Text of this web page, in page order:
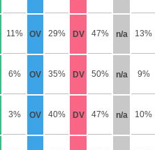
11% OV 29% DV 47% n/a 13%
6% OV 35% DV 50% n/a 9%
3% OV 40% DV 47% n/a 10%